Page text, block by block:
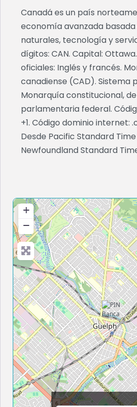
Canadá es un país
economía avanzada
naturales, tecnología y
dígitos: CAN. Capital:
oficiales: Inglés y francés.
canadiense (CAD). Sistema
Monarquía constitucional,
parlamentaria federal.
+1. Código dominio internet:
Desde Pacific Standard
Newfoundland Standard
+
−